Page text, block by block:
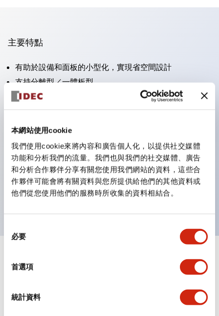
本網站使用cookie
我們使用cookie來將內容和廣告個人化，以提供社交媒體
功能和分析我們的流量。我們也與我們的社交媒體、廣告
和分析合作夥伴分享有關您使用我們網站的資料，這些合
作夥伴可能會將有關資料與您所提供給他們的其他資料或
他們從您使用他們的服務時所收集的資料相結合。
必要
首選項
統計資料
主要特點
有助於設備和面板的小型化，實現省空間設計
支持分離型／一體板型
豐富的顏色變化
也提供可標記的照光鏡片類型（非照光）
提供2檔、3檔、照光型、帶鎖選擇開關以及蜂鳴器、撥
桿開關等
優異的防水性能。保護結構IP65
按鈕開關、選擇開關、帶鎖選擇開關最大支持3c接點。
LED照光帶來明亮且鮮明的照光面
可用專用配件輕鬆更換為Φ22閃光輪廓型
規格 顯示全部+